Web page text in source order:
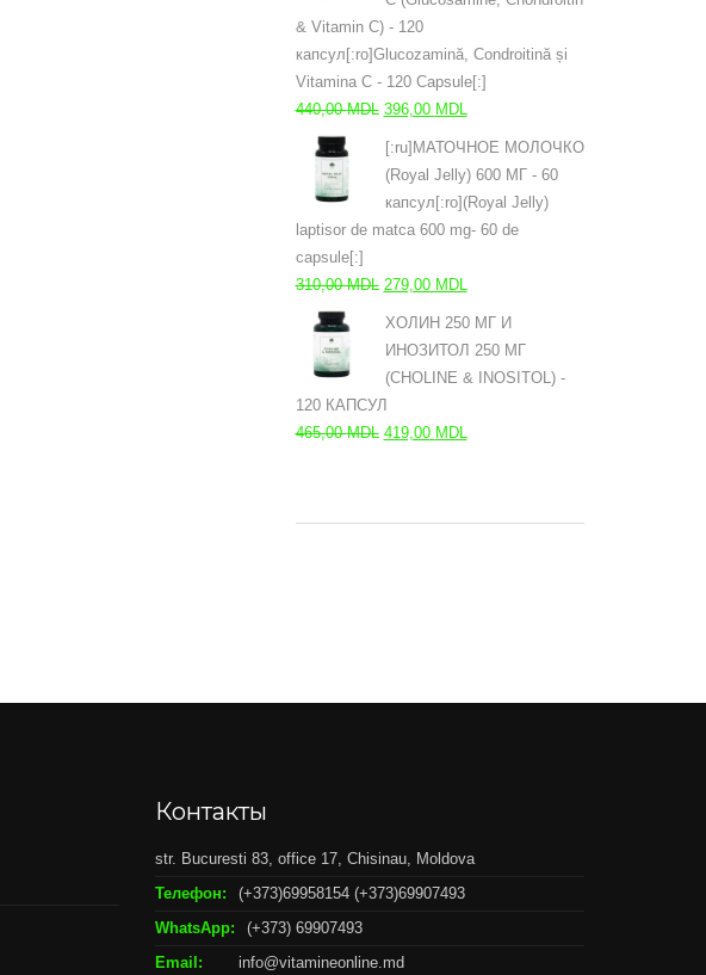
& Vitamin C) - 120
капсул[:ro]Glucozamină, Condroitină și
Vitamina C - 120 Capsule[:]
440,00MDL Первоначальная
396,00 MDL
[:ru]МАТОЧНОЕ МОЛОЧКО
(Royal Jelly) 600 МГ - 60
капсул[:ro](Royal Jelly)
laptisor de matca 600 mg- 60 de
capsule[:]
310,00MDL Первоначальная
279,00 MDL
ХОЛИН 250 МГ И
ИНОЗИТОЛ 250 МГ
(CHOLINE & INOSITOL) -
120 КАПСУЛ
465,00MDL Первоначальная
419,00 MDL
Контакты
str. Bucuresti 83, office 17, Chisinau, Moldova
Телефон:
(+373)69958154 (+373)69907493
WhatsApp:
(+373) 69907493
Email:
info@vitamineonline.md